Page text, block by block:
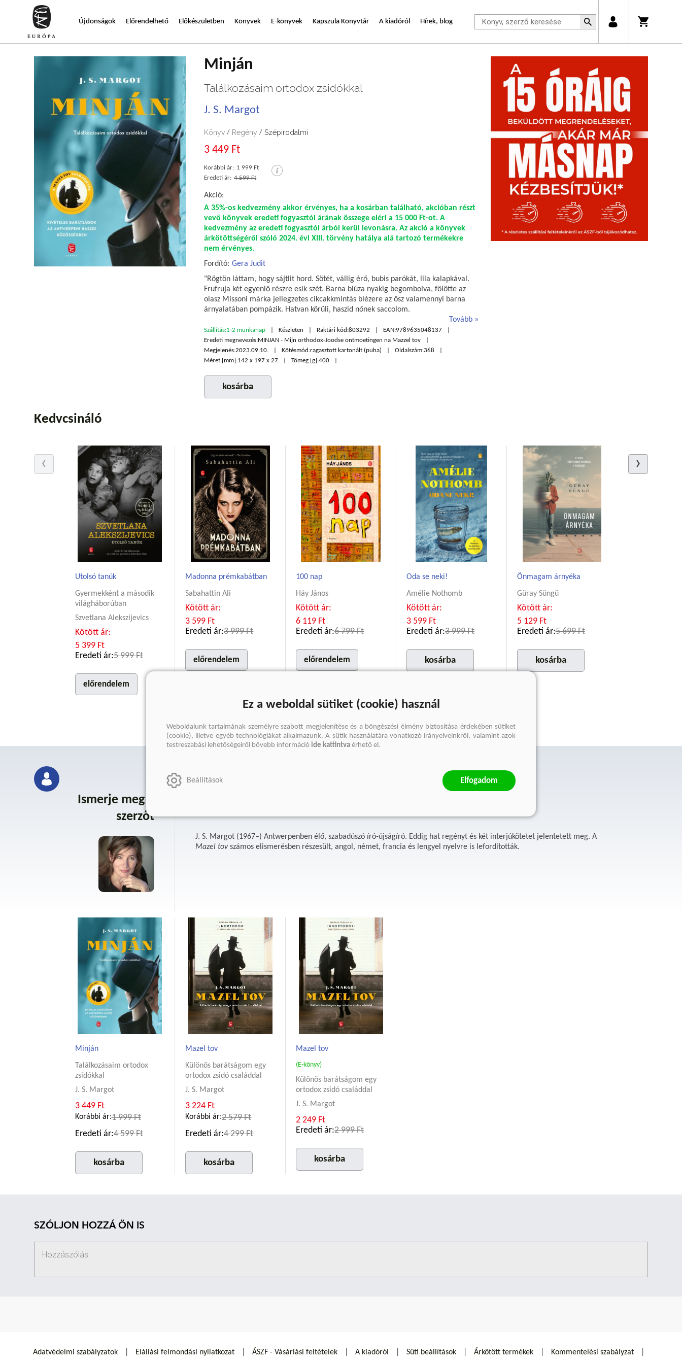
Újdonságok Előrendelhető Előkészületben Könyvek E-könyvek Kapszula Könyvtár A kiadóról Hírek, blog
Minján
Találkozásaim ortodox zsidókkal
J. S. Margot
Könyv / Regény / Szépirodalmi
3 449 Ft
Korábbi ár: 1 999 Ft
Eredeti ár: 4 599 Ft
Akció:
A 35%-os kedvezmény akkor érvényes, ha a kosárban található, akcióban részt
vevő könyvek eredeti fogyasztói árának összege eléri a 15 000 Ft-ot. A
kedvezmény az eredeti fogyasztói árból kerül levonásra. Az akció a könyvek
árkötöttségéről szóló 2024. évi XIII. törvény hatálya alá tartozó termékekre
nem érvényes.
Fordító: Gera Judit
"Rögtön láttam, hogy sájtlit hord. Sötét, vállig érő, bubis parókát, lila kalapkával.
Frufruja két egyenlő részre esik szét. Barna blúza nyakig begombolva, fölötte az
olasz Missoni márka jellegzetes cikcakkmintás blézere az ősz valamennyi barna
árnyalatában pompázik. Hatvan körüli, haszid nőnek saccolom.
Tovább
Szállítás:1-2 munkanap Készleten Raktári kód:803292 EAN:9789635048137
Eredeti megnevezés:MINJAN - Mijn orthodox-Joodse ontmoetingen na Mazzel tov
Megjelenés:2023.09.10. Kötésmód:ragasztott kartonált (puha) Oldalszám:368
Méret [mm]:142 x 197 x 27 Tömeg [g]:400
kosárba
Kedvcsináló
Utolsó tanúk
Gyermekként a második
világháborúban
Szvetlana Alekszijevics
Kötött ár:
5 399 Ft
Eredeti ár:5 999 Ft
előrendelem
Madonna prémkabátban
Sabahattin Ali
Kötött ár:
3 599 Ft
Eredeti ár:3 999 Ft
előrendelem
100 nap
Háy János
Kötött ár:
6 119 Ft
Eredeti ár:6 799 Ft
előrendelem
Oda se neki!
Amélie Nothomb
Kötött ár:
3 599 Ft
Eredeti ár:3 999 Ft
kosárba
Önmagam árnyéka
Güray Süngü
Kötött ár:
5 129 Ft
Eredeti ár:5 699 Ft
kosárba
Ismerje meg a
szerzőt
J. S. Margot (1967–) Antwerpenben élő, szabadúszó író-újságíró. Eddig hat regényt és két interjúkötetet jelentetett meg. A
Mazel tovszámos elismerésben részesült, angol, német, francia és lengyel nyelvre is lefordították.
Minján
Találkozásaim ortodox
zsidókkal
J. S. Margot
3 449 Ft
Korábbi ár:1 999 Ft
Eredeti ár:4 599 Ft
kosárba
Mazel tov
Különös barátságom egy
ortodox zsidó családdal
J. S. Margot
3 224 Ft
Korábbi ár:2 579 Ft
Eredeti ár:4 299 Ft
kosárba
Mazel tov
(E-könyv)
Különös barátságom egy
ortodox zsidó családdal
J. S. Margot
2 249 Ft
Eredeti ár:2 999 Ft
kosárba
SZÓLJON HOZZÁ ÖN IS
Adatvédelmi szabályzatok Elállási felmondási nyilatkozat ÁSZF - Vásárlási feltételek A kiadóról Süti beállítások Árkötött termékek Kommentelési szabályzat
Ez a weboldal sütiket (cookie) használ
Weboldalunk tartalmának személyre szabott megjelenítése és a böngészési élmény biztosítása érdekében sütiket
(cookie), illetve egyéb technológiákat alkalmazunk. A sütik használatára vonatkozó irányelveinkről, valamint azok
testreszabási lehetőségeiről bővebb információ ide kattintva érhető el.
Beállítások Elfogadom